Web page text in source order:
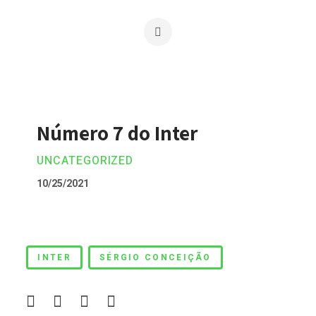
Número 7 do Inter
UNCATEGORIZED
10/25/2021
Número 7 do Inter
INTER SÉRGIO CONCEIÇÃO